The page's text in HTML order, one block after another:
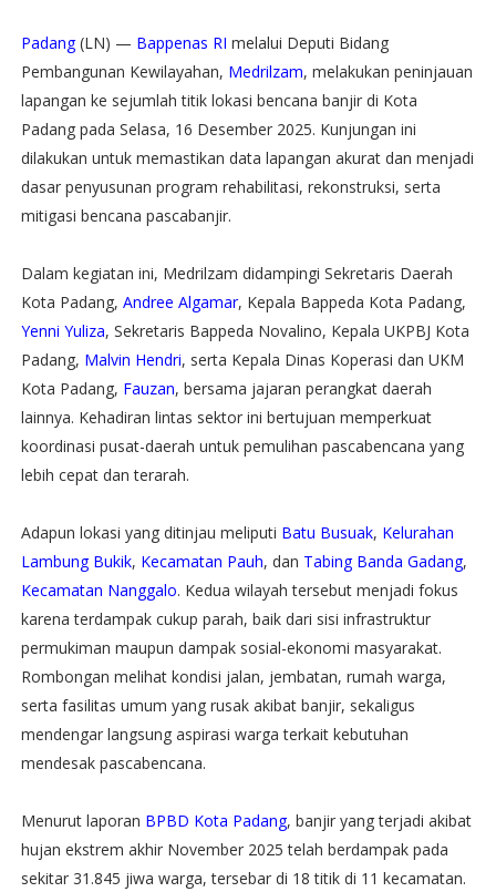
Padang(LN) — Bappenas RI melalui Deputi Bidang
Pembangunan Kewilayahan, Medrilzam, melakukan peninjauan
lapangan ke sejumlah titik lokasi bencana banjir di Kota
Padang pada Selasa, 16 Desember 2025. Kunjungan ini
dilakukan untuk memastikan data lapangan akurat dan menjadi
dasar penyusunan program rehabilitasi, rekonstruksi, serta
mitigasi bencana pascabanjir.
Dalam kegiatan ini, Medrilzam didampingi Sekretaris Daerah
Kota Padang, Andree Algamar, Kepala Bappeda Kota Padang,
Yenni Yuliza, Sekretaris Bappeda Novalino, Kepala UKPBJ Kota
Padang, Malvin Hendri, serta Kepala Dinas Koperasi dan UKM
Kota Padang, Fauzan, bersama jajaran perangkat daerah
lainnya. Kehadiran lintas sektor ini bertujuan memperkuat
koordinasi pusat-daerah untuk pemulihan pascabencana yang
lebih cepat dan terarah.
Adapun lokasi yang ditinjau meliputi Batu Busuak, Kelurahan
Lambung Bukik, Kecamatan Pauh, dan Tabing Banda Gadang,
Kecamatan Nanggalo. Kedua wilayah tersebut menjadi fokus
karena terdampak cukup parah, baik dari sisi infrastruktur
permukiman maupun dampak sosial-ekonomi masyarakat.
Rombongan melihat kondisi jalan, jembatan, rumah warga,
serta fasilitas umum yang rusak akibat banjir, sekaligus
mendengar langsung aspirasi warga terkait kebutuhan
mendesak pascabencana.
Menurut laporan BPBD Kota Padang, banjir yang terjadi akibat
hujan ekstrem akhir November 2025 telah berdampak pada
sekitar 31.845 jiwa warga, tersebar di 18 titik di 11 kecamatan.